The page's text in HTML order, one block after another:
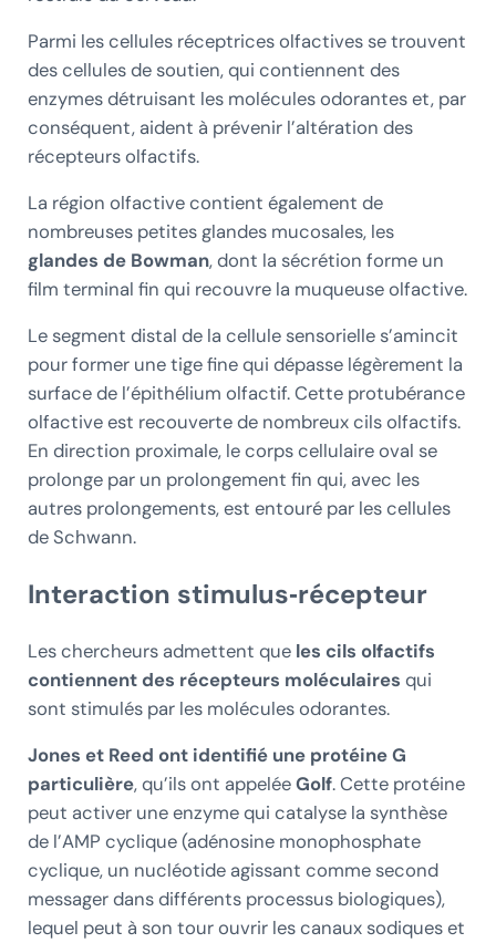
Parmi les cellules réceptrices olfactives se trouvent
des cellules de soutien, qui contiennent des
enzymes détruisant les molécules odorantes et, par
conséquent, aident à prévenir l’altération des
récepteurs olfactifs.
La région olfactive contient également de
nombreuses petites glandes mucosales, les
glandes de Bowman, dont la sécrétion forme un
film terminal fin qui recouvre la muqueuse olfactive.
Le segment distal de la cellule sensorielle s’amincit
pour former une tige fine qui dépasse légèrement la
surface de l’épithélium olfactif. Cette protubérance
olfactive est recouverte de nombreux cils olfactifs.
En direction proximale, le corps cellulaire oval se
prolonge par un prolongement fin qui, avec les
autres prolongements, est entouré par les cellules
de Schwann.
Interaction stimulus‑récepteur
Les chercheurs admettent que les cils olfactifs
contiennent des récepteurs moléculaires qui
sont stimulés par les molécules odorantes.
Jones et Reed ont identifié une protéine G
particulière, qu’ils ont appeléeGolf. Cette protéine
peut activer une enzyme qui catalyse la synthèse
de l’AMP cyclique (adénosine monophosphate
cyclique, un nucléotide agissant comme second
messager dans différents processus biologiques),
lequel peut à son tour ouvrir les canaux sodiques et